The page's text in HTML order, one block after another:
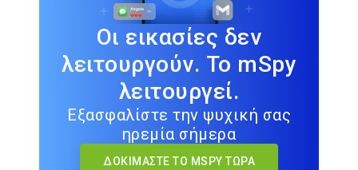
Οι εικασίες δεν
λειτουργούν. Το mSpy
λειτουργεί.
Εξασφαλίστε την ψυχική σας
ηρεμία σήμερα
ΔΟΚΙΜΆΣΤΕ ΤΟ MSPY ΤΏΡΑ